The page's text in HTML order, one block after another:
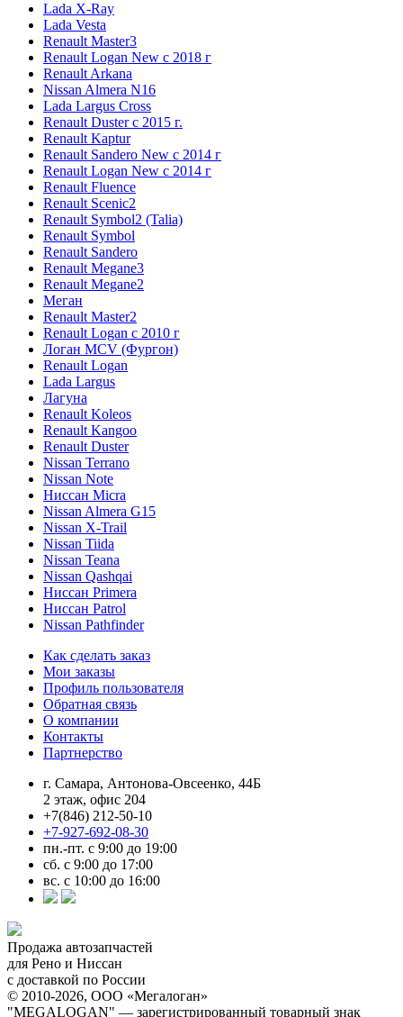
Lada X-Ray
Lada Vesta
Renault Master3
Renault Logan New с 2018 г
Renault Arkana
Nissan Almera N16
Lada Largus Cross
Renault Duster с 2015 г.
Renault Kaptur
Renault Sandero New с 2014 г
Renault Logan New с 2014 г
Renault Fluence
Renault Scenic2
Renault Symbol2 (Talia)
Renault Symbol
Renault Sandero
Renault Megane3
Renault Megane2
Меган
Renault Master2
Renault Logan c 2010 г
Логан МСV (Фургон)
Renault Logan
Lada Largus
Лагуна
Renault Koleos
Renault Kangoo
Renault Duster
Nissan Terrano
Nissan Note
Ниссан Micra
Nissan Almera G15
Nissan X-Trail
Nissan Tiida
Nissan Teana
Nissan Qashqai
Ниссан Primera
Ниссан Patrol
Nissan Pathfinder
Как сделать заказ
Мои заказы
Профиль пользователя
Обратная связь
О компании
Контакты
Партнерство
г. Самара, Антонова-Овсеенко, 44Б
2 этаж, офис 204
+7(846) 212-50-10
+7-927-692-08-30
пн.-пт. с 9:00 до 19:00
сб. с 9:00 до 17:00
вс. с 10:00 до 16:00
Продажа автозапчастей
для Рено и Ниссан
с доставкой по России
© 2010-2026, ООО «Мегалоган»
"MEGALOGAN" — зарегистрированный товарный знак